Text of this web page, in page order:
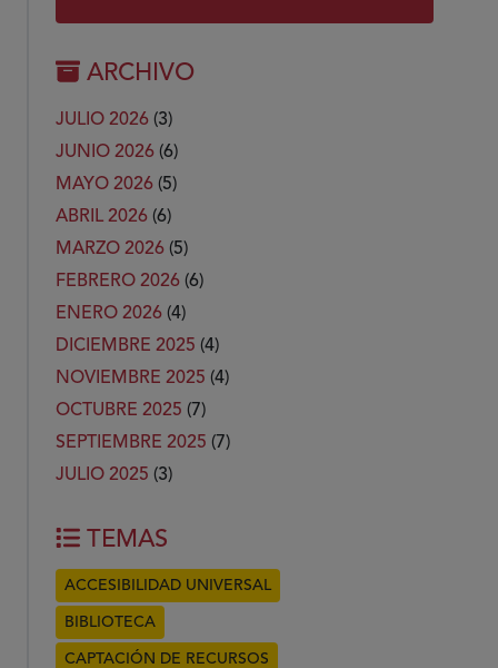
ARCHIVO
JULIO 2026 (3)
JUNIO 2026 (6)
MAYO 2026 (5)
ABRIL 2026 (6)
MARZO 2026 (5)
FEBRERO 2026 (6)
ENERO 2026 (4)
DICIEMBRE 2025 (4)
NOVIEMBRE 2025 (4)
OCTUBRE 2025 (7)
SEPTIEMBRE 2025 (7)
JULIO 2025 (3)
TEMAS
ACCESIBILIDAD UNIVERSAL
BIBLIOTECA
CAPTACIÓN DE RECURSOS